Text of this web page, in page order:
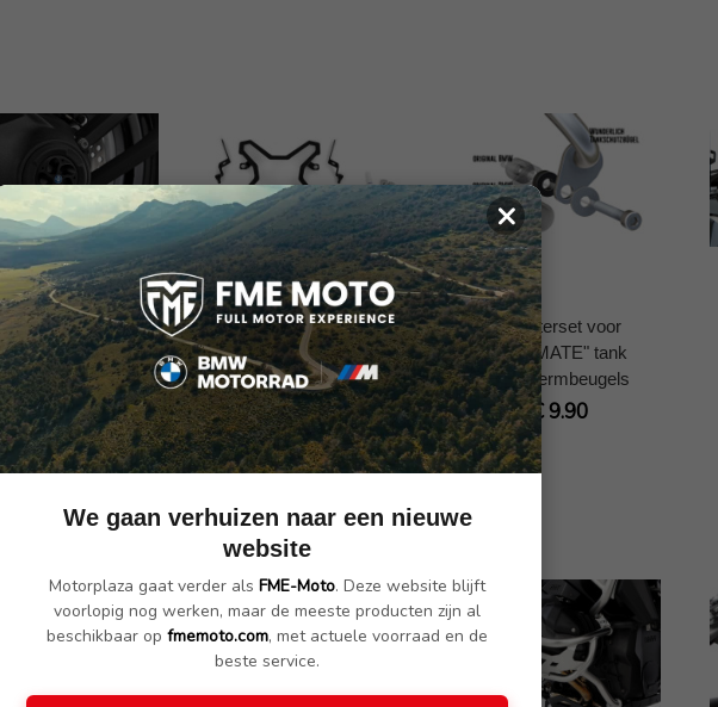
Hub cover
TORNADO
€ 139.90
Wunderlich Afneembare
Koplampbeschermer
"HELDER" R 1300 GS
€ 149.90
Adapterset voor
"ULTIMATE" tank
beschermbeugels
€ 9.90
×
We gaan verhuizen naar een nieuwe
website
Motorplaza gaat verder als FME-Moto. Deze website blijft
voorlopig nog werken, maar de meeste producten zijn al
beschikbaar op fmemoto.com, met actuele voorraad en de
beste service.